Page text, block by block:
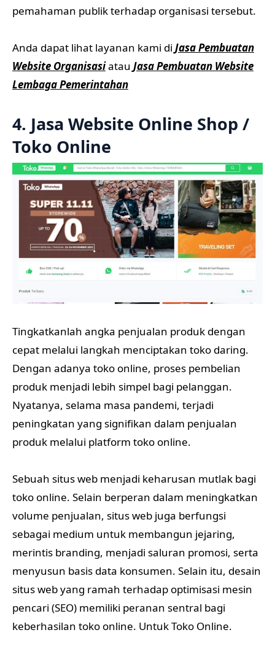
pemahaman publik terhadap organisasi tersebut.
Anda dapat lihat layanan kami di Jasa Pembuatan
Website Organisasiatau Jasa Pembuatan Website
Lembaga Pemerintahan
4. Jasa Website Online Shop /
Toko Online
Tingkatkanlah angka penjualan produk dengan
cepat melalui langkah menciptakan toko daring.
Dengan adanya toko online, proses pembelian
produk menjadi lebih simpel bagi pelanggan.
Nyatanya, selama masa pandemi, terjadi
peningkatan yang signifikan dalam penjualan
produk melalui platform toko online.
Sebuah situs web menjadi keharusan mutlak bagi
toko online. Selain berperan dalam meningkatkan
volume penjualan, situs web juga berfungsi
sebagai medium untuk membangun jejaring,
merintis branding, menjadi saluran promosi, serta
menyusun basis data konsumen. Selain itu, desain
situs web yang ramah terhadap optimisasi mesin
pencari (SEO) memiliki peranan sentral bagi
keberhasilan toko online. Untuk Toko Online.